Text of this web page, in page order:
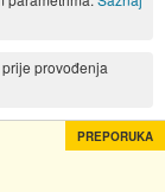
provođenja
PREPORUKA